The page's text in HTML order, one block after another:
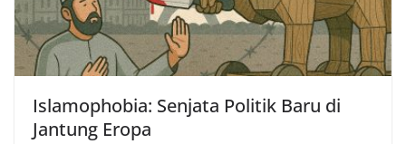
Islamophobia: Senjata Politik Baru di
Jantung Eropa